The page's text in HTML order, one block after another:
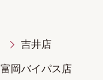
吉井店
富岡バイパス店